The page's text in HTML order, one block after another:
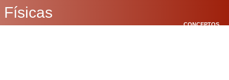
Físicas
CONCEPTOS